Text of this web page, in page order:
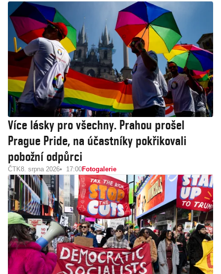
Více lásky pro všechny. Prahou prošel
Prague Pride, na účastníky pokřikovali
pobožní odpůrci
ČTK8. srpna 2026 17:00Fotogalerie